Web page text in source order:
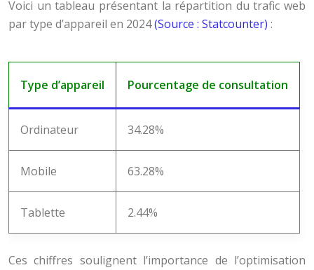
Voici un tableau présentant la répartition du trafic web
par type d’appareil en 2024(Source : Statcounter) :
Type d’appareil Pourcentage de consultation
Ordinateur 34.28%
Mobile 63.28%
Tablette 2.44%
Ces chiffres soulignent l’importance de l’optimisation